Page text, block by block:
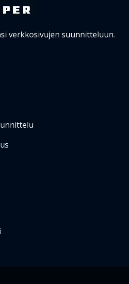
verkkosivujen suunnitteluun.